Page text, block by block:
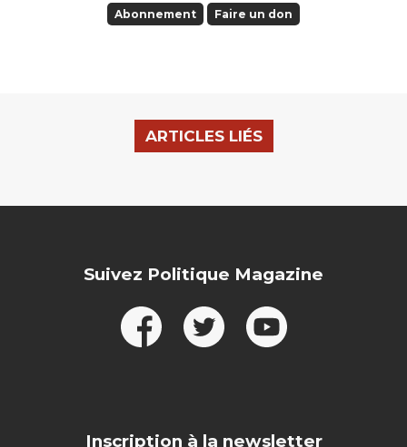
Abonnement Faire un don
ARTICLES LIÉS
Suivez Politique Magazine
Inscription à la newsletter